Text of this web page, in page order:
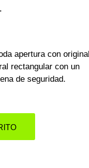
apertura con original
rectangular con un
de seguridad.